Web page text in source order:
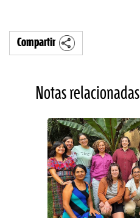
Compartir
Notas relacionadas